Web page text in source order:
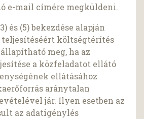
e-mail címére megküldeni.
és (5) bekezdése alapján
költségtérítés
meg, ha az
a közfeladatot ellátó
ellátásához
aránytalan
jár. Ilyen esetben az
az adatigénylés